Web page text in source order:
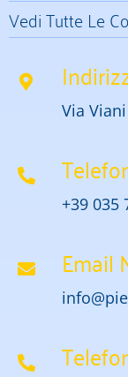
Vedi Tutte Le
Via
+39 035
Email